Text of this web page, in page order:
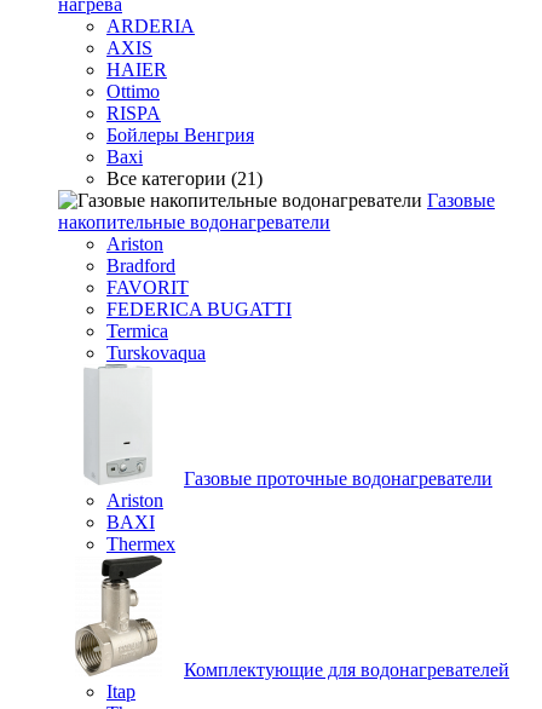
нагрева
ARDERIA
AXIS
HAIER
Ottimo
RISPA
Бойлеры Венгрия
Baxi
Все категории (21)
Газовые
накопительные водонагреватели
Ariston
Bradford
FAVORIT
FEDERICA BUGATTI
Termica
Turskovaqua
Газовые проточные водонагреватели
Ariston
BAXI
Thermex
Комплектующие для водонагревателей
Itap